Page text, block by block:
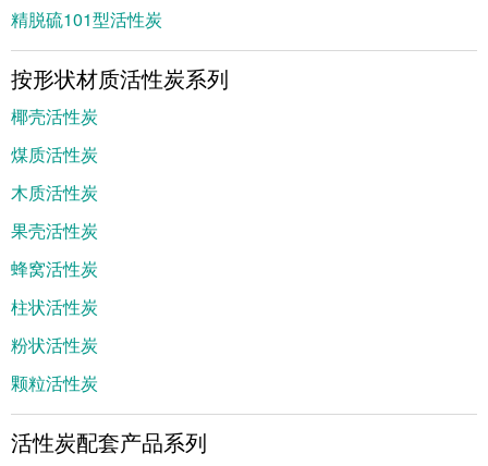
精脱硫101型活性炭
按形状材质活性炭系列
椰壳活性炭
煤质活性炭
木质活性炭
果壳活性炭
蜂窝活性炭
柱状活性炭
粉状活性炭
颗粒活性炭
活性炭配套产品系列